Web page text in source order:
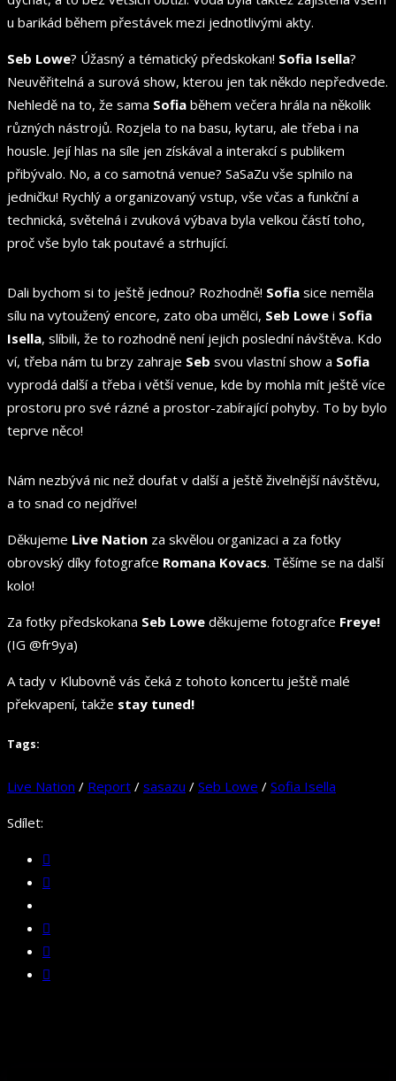
u barikád během přestávek mezi jednotlivými akty.
Seb Lowe? Úžasný a tématický předskokan! Sofia Isella?
Neuvěřitelná a surová show, kterou jen tak někdo nepředvede.
Nehledě na to, že sama Sofia během večera hrála na několik
různých nástrojů. Rozjela to na basu, kytaru, ale třeba i na
housle. Její hlas na síle jen získával a interakcí s publikem
přibývalo. No, a co samotná venue? SaSaZu vše splnilo na
jedničku! Rychlý a organizovaný vstup, vše včas a funkční a
technická, světelná i zvuková výbava byla velkou částí toho,
proč vše bylo tak poutavé a strhující.
Dali bychom si to ještě jednou? Rozhodně! Sofia sice neměla
sílu na vytoužený encore, zato oba umělci, Seb Lowe i Sofia
Isella, slíbili, že to rozhodně není jejich poslední návštěva. Kdo
ví, třeba nám tu brzy zahraje Seb svou vlastní show a Sofia
vyprodá další a třeba i větší venue, kde by mohla mít ještě více
prostoru pro své rázné a prostor-zabírající pohyby. To by bylo
teprve něco!
Nám nezbývá nic než doufat v další a ještě živelnější návštěvu,
a to snad co nejdříve!
Děkujeme Live Nation za skvělou organizaci a za fotky
obrovský díky fotografce Romana Kovacs. Těšíme se na další
kolo!
Za fotky předskokana Seb Lowe děkujeme fotografce Freye!
(IG @fr9ya)
A tady v Klubovně vás čeká z tohoto koncertu ještě malé
překvapení, takže stay tuned!
Tags:
Live Nation / Report / sasazu / Seb Lowe / Sofia Isella
Sdílet: